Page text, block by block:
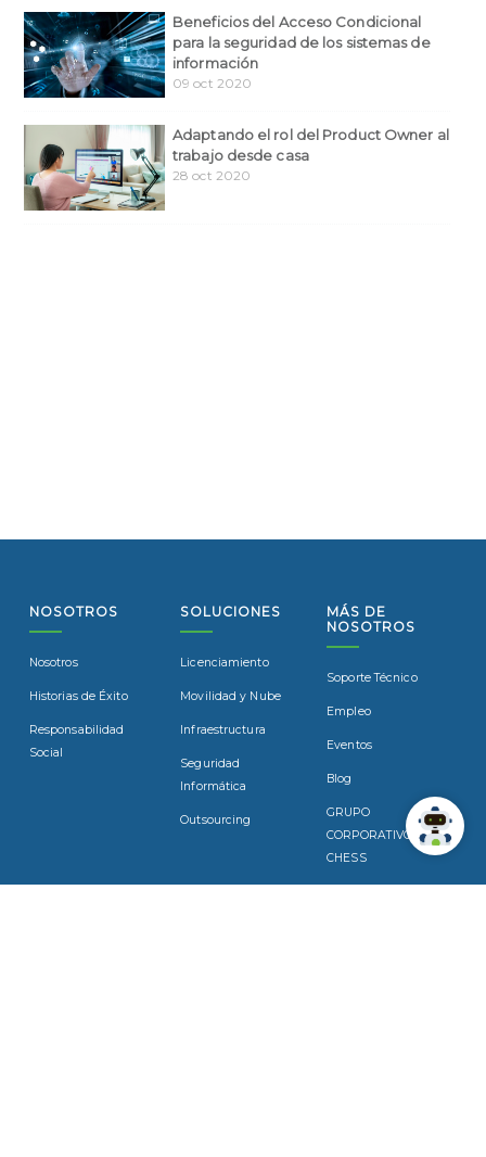
Beneficios del Acceso Condicional
para la seguridad de los sistemas de
información
09 oct 2020
Adaptando el rol del Product Owner al
trabajo desde casa
28 oct 2020
NOSOTROS
Nosotros
Historias de Éxito
Responsabilidad
Social
SOLUCIONES
Licenciamiento
Movilidad y Nube
Infraestructura
Seguridad
Informática
Outsourcing
MÁS DE
NOSOTROS
Soporte Técnico
Empleo
Eventos
Blog
GRUPO
CORPORATIVO
CHESS